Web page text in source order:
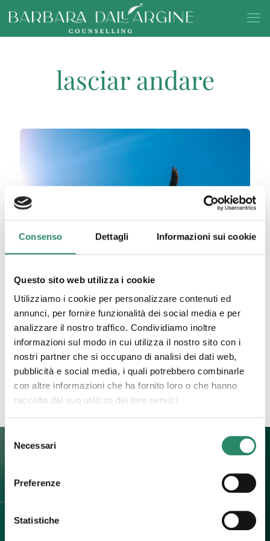
Consenso Dettagli Informazioni sui cookie
Questo sito web utilizza i cookie
Utilizziamo i cookie per personalizzare contenuti ed
annunci, per fornire funzionalità dei social media e per
analizzare il nostro traffico. Condividiamo inoltre
informazioni sul modo in cui utilizza il nostro sito con i
nostri partner che si occupano di analisi dei dati web,
pubblicità e social media, i quali potrebbero combinarle
con altre informazioni che ha fornito loro o che hanno
raccolto dal suo utilizzo dei loro servizi.
delNecessari
Preferenze
Statistiche
lasciar andare
22 Maggio 2023
Volate alto
Volate alto quando la bassezza vi bussa alla porta,
vostri pensieri, che a volte sembrano girare a[…]
Leggi tutto